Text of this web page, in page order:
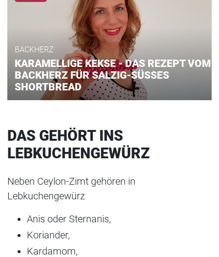
BACKHERZ
KARAMELLIGE KEKSE - DAS REZEPT VOM
BACKHERZ FÜR SALZIG-SÜSSES
SHORTBREAD
DAS GEHÖRT INS
LEBKUCHENGEWÜRZ
Neben Ceylon-Zimt gehören in
Lebkuchengewürz
Anis oder Sternanis,
Koriander,
Kardamom,